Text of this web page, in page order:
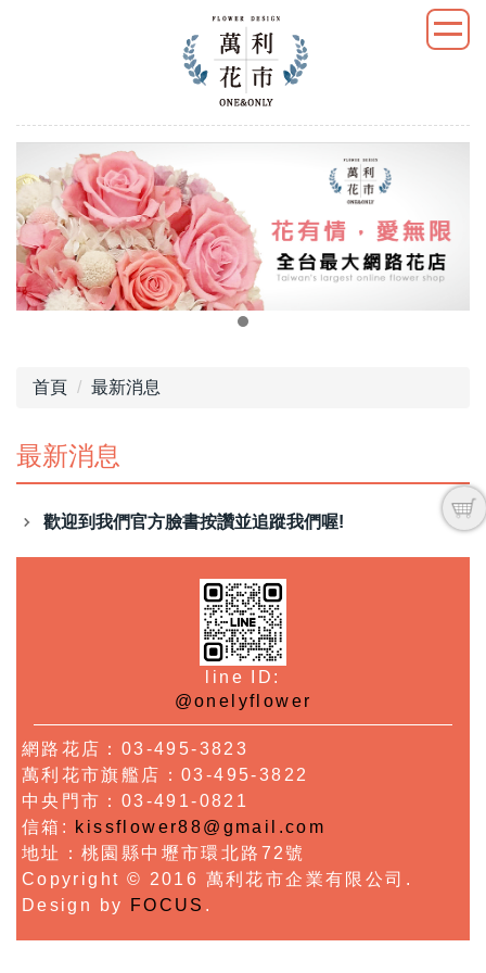
首頁 最新消息
最新消息
歡迎到我們官方臉書按讚並追蹤我們喔!
line ID:
@onelyflower
網路花店：03-495-3823
萬利花市旗艦店：03-495-3822
中央門市：03-491-0821
信箱:
kissflower88@gmail.com
地址：桃園縣中壢市環北路72號
Copyright © 2016 萬利花市企業有限公司.
Design by
FOCUS .